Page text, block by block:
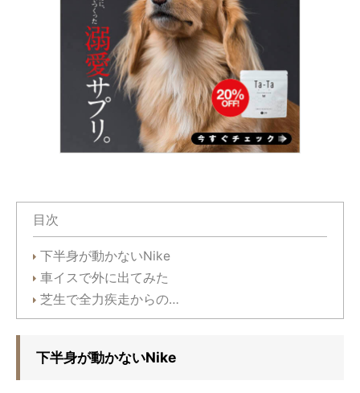
目次
下半身が動かないNike
車イスで外に出てみた
芝生で全力疾走からの…
下半身が動かないNike